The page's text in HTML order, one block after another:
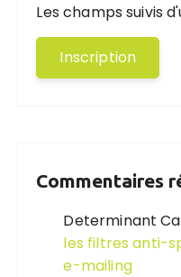
Les champs suivis
Commentaires
Determinant
les filtres anti-
e-mailing